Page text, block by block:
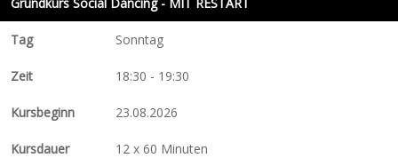
Sonntag
18:30 - 19:30
23.08.2026
12 x 60 Minuten